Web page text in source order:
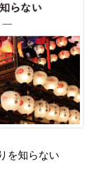
を知らない